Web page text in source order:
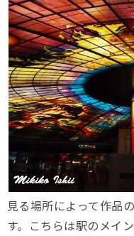
見る場所によって作品
す。こちらは駅のメイ